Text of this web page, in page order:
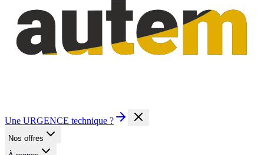
Une URGENCE technique ?
Nos offres